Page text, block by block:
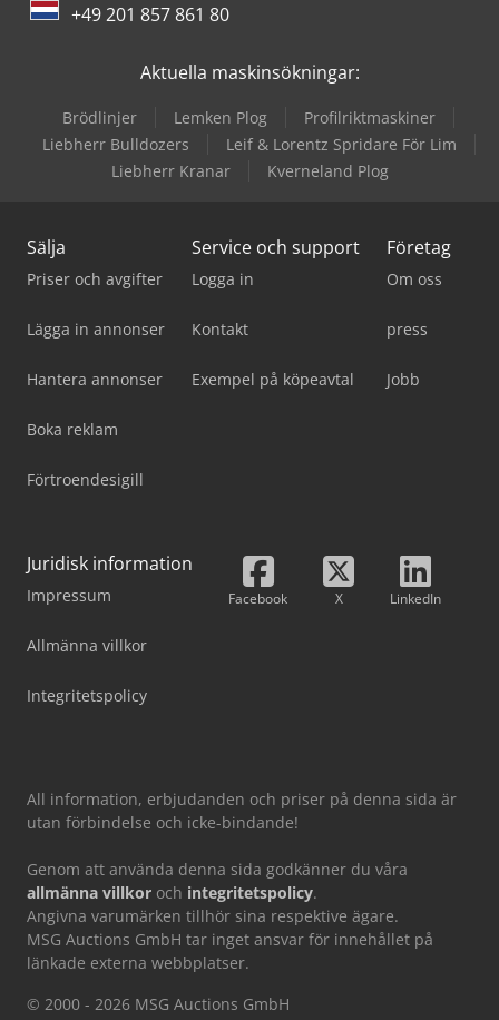
+49 201 857 861 80
Aktuella maskinsökningar:
Brödlinjer Lemken Plog
Profilriktmaskiner
Liebherr Bulldozers
Leif & Lorentz Spridare För Lim
Liebherr Kranar
Kverneland Plog
Sälja
Priser och avgifter
Lägga in annonser
Hantera annonser
Boka reklam
Förtroendesigill
Service och support
Logga in
Kontakt
Exempel på köpeavtal
Företag
Om oss
press
Jobb
Juridisk information
Impressum
Allmänna villkor
Integritetspolicy
Facebook X LinkedIn
All information, erbjudanden och priser på denna sida är
utan förbindelse och icke-bindande!
Genom att använda denna sida godkänner du våra
allmänna villkor och integritetspolicy.
Angivna varumärken tillhör sina respektive ägare.
MSG Auctions GmbH tar inget ansvar för innehållet på
länkade externa webbplatser.
© 2000 - 2026 MSG Auctions GmbH